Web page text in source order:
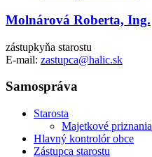
Molnárová Roberta, Ing.
zástupkyňa starostu
E-mail: zastupca@halic.sk
Samospráva
Starosta
Majetkové priznania
Hlavný kontrolór obce
Zástupca starostu